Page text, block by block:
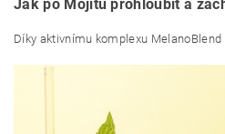
Jak po Mojitu prohloubit a
Díky aktivnímu komplexu MelanoBlend